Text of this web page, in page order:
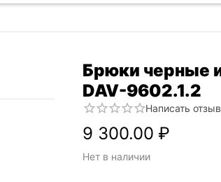
Брюки черные из лиоцелла -
DAV-9602.1.2
Написать отзыв
9 300.00 ₽
Нет в наличии